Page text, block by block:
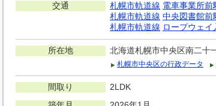
交通 札幌市軌道線 電車事業所前
札幌市軌道線 中央図書館前
札幌市軌道線 ロープウェイ
所在地 北海道札幌市中央区南二十
札幌市中央区の行政データ
間取り 2LDK